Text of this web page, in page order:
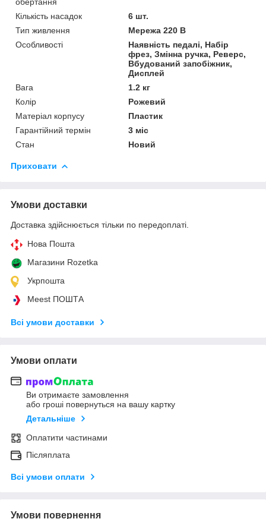
Кількість насадок
6 шт.
Тип живлення
Мережа 220 В
Особливості
Наявність педалі, Набір
фрез, Змінна ручка, Реверс,
Вбудований запобіжник,
Дисплей
Вага
1.2 кг
Колір
Рожевий
Матеріал корпусу
Пластик
Гарантійний термін
3 міс
Стан
Новий
Приховати
Умови доставки
Доставка здійснюється тільки по передоплаті.
Нова Пошта
Магазини Rozetka
Укрпошта
Meest ПОШТА
Всі умови доставки
Умови оплати
Ви отримаєте замовлення
або гроші повернуться на вашу картку
Детальніше
Оплатити частинами
Післяплата
Всі умови оплати
Умови повернення